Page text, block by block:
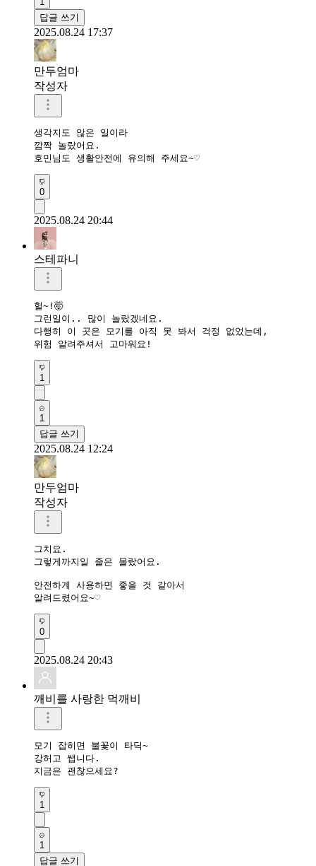
답글 쓰기
2025.08.24 17:37
만두엄마
작성자
생각지도 않은 일이라
깜짝 놀랐어요.
호민님도 생활안전에 유의해 주세요~♡
0
2025.08.24 20:44
스테파니
헐~!🤯
그런일이.. 많이 놀랐겠네요.
다행히 이 곳은 모기를 아직 못 봐서 걱정 없었는데,
위험 알려주셔서 고마워요!
1
1
답글 쓰기
2025.08.24 12:24
만두엄마
작성자
그치요.
그렇게까지일 줄은 몰랐어요.
안전하게 사용하면 좋을 것 같아서
알려드렸어요~♡
0
2025.08.24 20:43
깨비를 사랑한 먹깨비
모기 잡히면 불꽃이 타딕~
강허고 쌥니다.
지금은 괜찮으세요?
1
1
답글 쓰기